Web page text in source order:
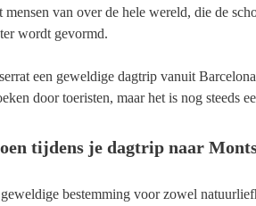
mensen van over de hele wereld, die de
wordt gevormd.
een geweldige dagtrip vanuit
door toeristen, maar het is nog steeds
tijdens je dagtrip naar
bestemming voor zowel